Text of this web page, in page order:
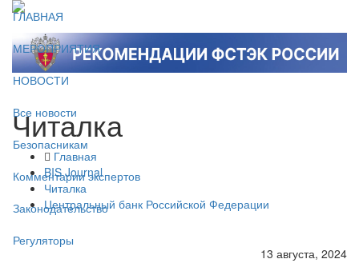
ГЛАВНАЯ
МЕРОПРИЯТИЯ
НОВОСТИ
Все новости
Безопасникам
Комментарии экспертов
Законодательство
Регуляторы
Читалка
Главная
BIS Journal
Читалка
Центральный банк Российской Федерации
13 августа, 2024